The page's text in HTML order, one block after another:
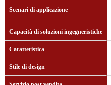
Scenari di applicazione
Capacità di soluzioni ingegneristiche
Caratteristica
Stile di design